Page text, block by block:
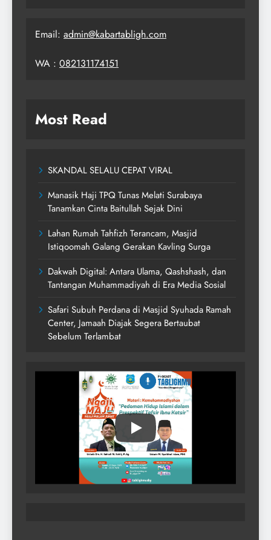
Email: admin@kabartabligh.com
WA : 082131174151
Most Read
SKANDAL SELALU CEPAT VIRAL
Manasik Haji TPQ Tunas Melati Surabaya
Tanamkan Cinta Baitullah Sejak Dini
Lahan Rumah Tahfizh Terancam, Masjid
Istiqoomah Galang Gerakan Kavling Surga
Dakwah Digital: Antara Ulama, Qashshash, dan
Tantangan Muhammadiyah di Era Media Sosial
Safari Subuh Perdana di Masjid Syuhada Ramah
Center, Jamaah Diajak Segera Bertaubat
Sebelum Terlambat